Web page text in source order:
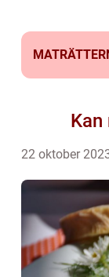
22 oktober